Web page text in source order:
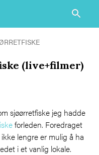
(live+filmer)
sjøørretfiske jeg hadde
forleden. Foredraget
lengre er mulig å ha
i et vanlig lokale.